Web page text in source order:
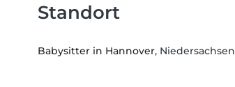
Standort
Babysitter in Hannover, Niedersachsen